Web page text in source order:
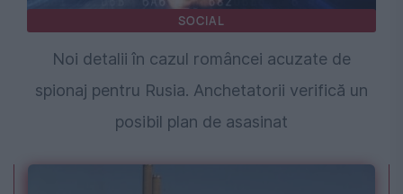
SOCIAL
Noi detalii în cazul româncei acuzate de
spionaj pentru Rusia. Anchetatorii verifică un
posibil plan de asasinat